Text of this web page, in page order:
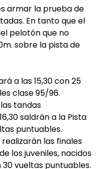
armar la prueba de
En tanto que el
pelotón que no
sobre la pista de
a las 15,30 con 25
clase 95/96.
tandas
saldrán a la Pista
puntuables.
las finales
los juveniles, nacidos
30 vueltas puntuables.